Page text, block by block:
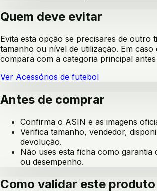
Quem deve evitar
Evita esta opção se precisares de outro
tamanho ou nível de utilização. Em caso
compara com a categoria principal
Ver Acessórios de futebol
Antes de comprar
Confirma o ASIN e as imagens
Verifica tamanho, vendedor,
devolução.
Não uses esta ficha como garantia
ou desempenho.
Como validar este produto